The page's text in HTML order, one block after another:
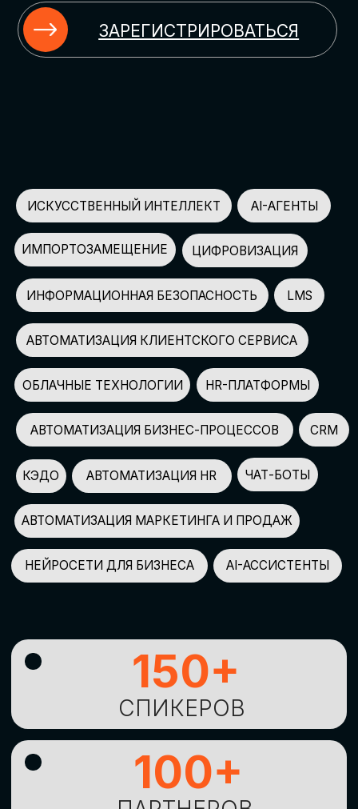
ИСКУССТВЕННЫЙ ИНТЕЛЛЕКТ
НЕЙРОСЕТИ ДЛЯ БИЗНЕСА
КЭДО
ЦИФРОВИЗАЦИЯ
АВТОМАТИЗАЦИЯ HR
АВТОМАТИЗАЦИЯ МАРКЕТИНГА И ПРОДАЖ
AI-АССИСТЕНТЫ
ЧАТ-БОТЫ
ИМПОРТОЗАМЕЩЕНИЕ
СПИКЕРОВ
150+
ПАРТНЕРОВ
100+
УЧАСТНИКОВ
2500+
GLOBAL TECH FORUM –
ИЗУЧЕНИЯНОВЫХ
ТЕХНОЛОГИЙИ
СТРАТЕГИЧЕСКИХ
ПОДХОДОВ К ЦИФРОВОЙ
ТРАНСФОРМАЦИИ
БИЗНЕСА